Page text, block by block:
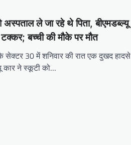
अस्पताल ले जा रहे थे पिता,
बच्ची की मौके पर मौत
सेक्टर 30 में शनिवार की रात एक दुखद
कार ने स्कूटी को…